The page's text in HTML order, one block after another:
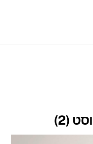
(2)